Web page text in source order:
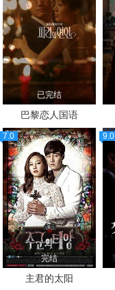
已完结
巴黎恋人国语
7.0
完结
主君的太阳
9.0